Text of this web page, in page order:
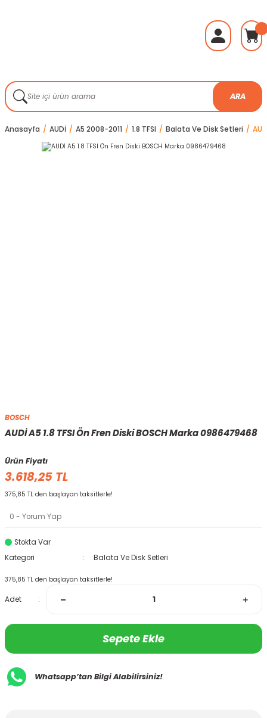
ARA
Anasayfa AUDİ A5 2008-2011 1.8 TFSI Balata Ve Disk Setleri
BOSCH
AUDİ A5 1.8 TFSI Ön Fren Diski BOSCH Marka 0986479468
Ürün Fiyatı
3.618,25 TL
375,85 TL den başlayan taksitlerle!
0 - Yorum Yap
Stokta Var
Kategori
Balata Ve Disk Setleri
375,85 TL den başlayan taksitlerle!
Adet
Sepete Ekle
Whatsapp’tan Bilgi Alabilirsiniz!